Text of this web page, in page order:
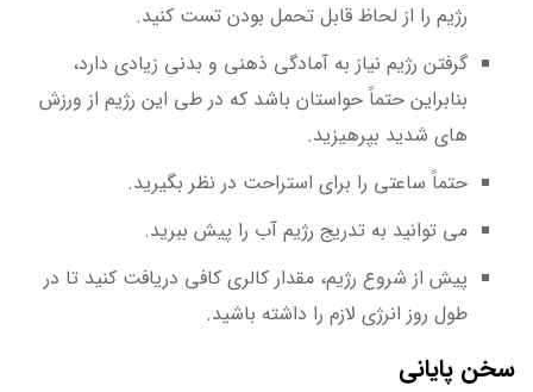
رژیم را از لحاظ قابل تحمل بودن تست کنید.
گرفتن رژیم نیاز به آمادگی ذهنی و بدنی زیادی دارد،
بنابراین حتماً حواستان باشد که در طی این رژیم از ورزش‌
های شدید بپرهیزید.
حتماً ساعتی را برای استراحت‌ در نظر بگیرید.
می ‌توانید به ‌تدریج رژیم آب را پیش ببرید.
پیش از شروع رژیم، مقدار کالری کافی دریافت کنید تا در
طول روز انرژی لازم را داشته باشید.
سخن پایانی